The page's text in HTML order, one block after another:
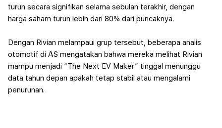
turun secara signifikan selama sebulan terakhir, dengan
harga saham turun lebih dari 80% dari puncaknya.
Dengan Rivian melampaui grup tersebut, beberapa analis
otomotif di AS mengatakan bahwa mereka melihat Rivian
mampu menjadi “The Next EV Maker” tinggal menunggu
data tahun depan apakah tetap stabil atau mengalami
penurunan.